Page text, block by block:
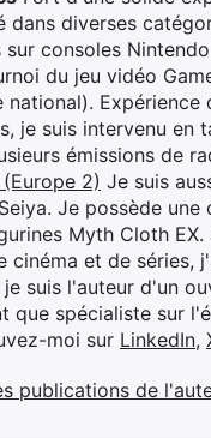
dans diverses
sur consoles
du jeu vidéo
national). Expérience
je suis intervenu en
émissions de
2) Je suis
Je possède
Myth Cloth
cinéma et de séries,
suis l'auteur d'un
que spécialiste sur
moi sur LinkedIn,
publications de